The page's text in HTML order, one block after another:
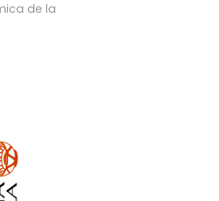
de la